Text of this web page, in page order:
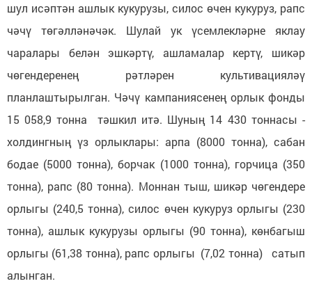
шул исәптән ашлык кукурузы, силос өчен кукуруз, рапс
чәчү төгәлләнәчәк. Шулай ук үсемлекләрне яклау
чаралары белән эшкәртү, ашламалар кертү, шикәр
чөгендеренең рәтләрен культивацияләү
планлаштырылган. Чәчү кампаниясенең орлык фонды
15 058,9 тонна тәшкил итә. Шуның 14 430 тоннасы -
холдингның үз орлыклары: арпа (8000 тонна), сабан
бодае (5000 тонна), борчак (1000 тонна), горчица (350
тонна), рапс (80 тонна). Моннан тыш, шикәр чөгендере
орлыгы (240,5 тонна), силос өчен кукуруз орлыгы (230
тонна), ашлык кукурузы орлыгы (90 тонна), көнбагыш
орлыгы (61,38 тонна), рапс орлыгы (7,02 тонна) сатып
алынган.